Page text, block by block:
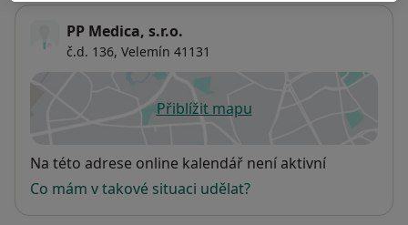
PP Medica, s.r.o.
č.d. 136, Velemín 41131
Přiblížit mapuse otevře v nové záložce
Dostupnost
Na této adrese online kalendář není aktivní
Co mám v takové situaci udělat?